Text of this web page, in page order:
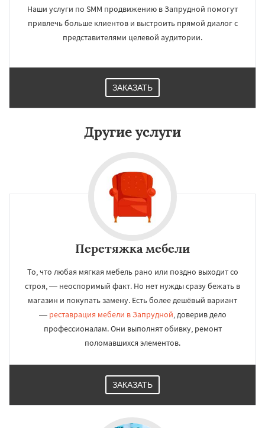
Монино Нахабино Некрасовское
Октябрьский
Решетниково Родники Свердловск
Софрино Томилино Тучково
Наши услуги по SMM продвижению в Запрудной помогут
привлечь больше клиентов и выстроить прямой диалог с
представителями целевой аудитории.
ЗАКАЗАТЬ
Другие услуги
Перетяжка мебели
То, что любая мягкая мебель рано или поздно выходит со
строя, — неоспоримый факт. Но нет нужды сразу бежать в
магазин и покупать замену. Есть более дешёвый вариант
— реставрация мебели в Запрудной, доверив дело
профессионалам. Они выполнят обивку, ремонт
поломавшихся элементов.
ЗАКАЗАТЬ